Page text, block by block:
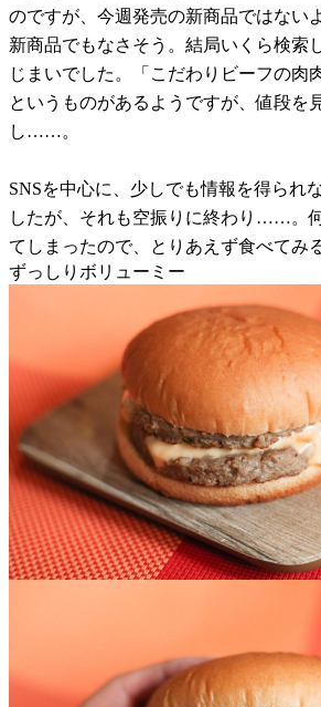
のですが、今週発売の新商品ではない
新商品でもなさそう。結局いくら検索
じまいでした。「こだわりビーフの肉
というものがあるようですが、値段を
し……。
SNSを中心に、少しでも情報を得られ
したが、それも空振りに終わり……。
てしまったので、とりあえず食べてみ
ずっしりボリューミー